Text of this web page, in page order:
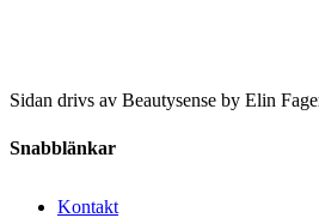
Sidan drivs av Beautysense by Elin
Snabblänkar
Kontakt